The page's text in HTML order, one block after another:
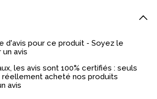
d'avis pour ce produit - Soyez le
avis
les avis sont 100% certifiés : seuls
réellement acheté nos produits
avis